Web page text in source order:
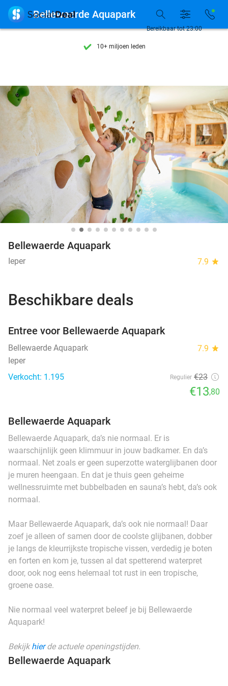
10+ miljoen leden
9,4 op basis van
10+ miljoen leden
Bereikbaar tot 23:00
 Bellewaerde Aquapark
Bellewaerde Aquapark
Ieper 7.9 star
Beschikbare deals
Entree voor Bellewaerde Aquapark
Bellewaerde Aquapark 7.9 star
Ieper
Verkocht: 1.195
Regulier €23
€13,80
Bellewaerde Aquapark
Bellewaerde Aquapark, da’s nie normaal. Er is
waarschijnlijk geen klimmuur in jouw badkamer. En da’s
normaal. Net zoals er geen superzotte waterglijbanen door
je muren heengaan. En dat je thuis geen geheime
wellnessruimte met bubbelbaden en sauna’s hebt, da’s ook
normaal.
Maar Bellewaerde Aquapark, da’s ook nie normaal! Daar
zoef je alleen of samen door de coolste glijbanen, dobber
je langs de kleurrijkste tropische vissen, verdedig je boten
en forten en kom je, tussen al dat spetterend waterpret
door, ook nog eens helemaal tot rust in een tropische,
groene oase.
Nie normaal veel waterpret beleef je bij Bellewaerde
Aquapark!
Bekijkhierde actuele openingstijden.
Bellewaerde Aquapark